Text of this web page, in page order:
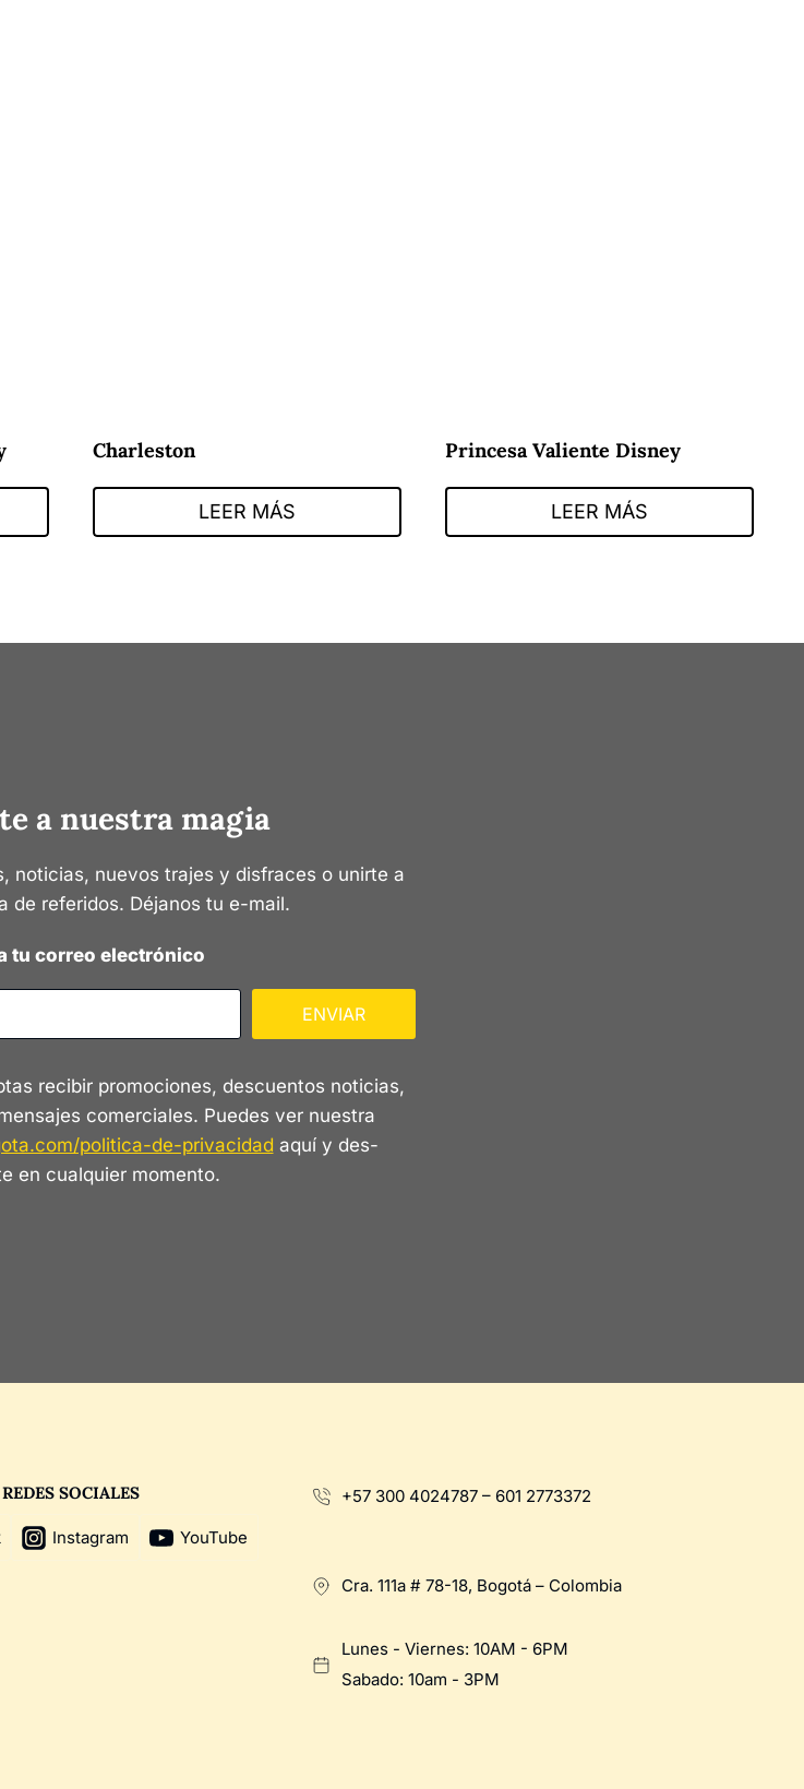
Charleston
LEER MÁS
Princesa Valiente Disney
LEER MÁS
a nuestra magia
noticias, nuevos trajes y disfraces o unirte a
de referidos. Déjanos tu e-mail.
tu correo electrónico
ENVIAR
recibir promociones, descuentos noticias,
comerciales. Puedes ver nuestra
politica-de-privacidad aquí y des-
en cualquier momento.
REDES SOCIALES
Instagram YouTube
+57 300 4024787 – 601 2773372
Cra. 111a # 78-18, Bogotá – Colombia
Lunes - Viernes: 10AM - 6PM
Sabado: 10am - 3PM